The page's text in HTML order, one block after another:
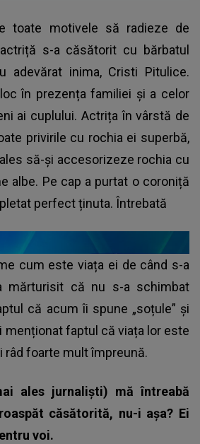
toate motivele să radieze de
s-a căsătorit cu bărbatul
adevărat inima, Cristi Pitulice.
în prezența familiei și a celor
ai cuplului. Actrița în vârstă de
privirile cu rochia ei superbă,
să-și accesorizeze rochia cu
albe. Pe cap a purtat o coroniță
perfect ținuta. Întrebată
cum este viața ei de când s-a
mărturisit că nu s-a schimbat
că acum îi spune „soțule” și
menționat faptul că viața lor este
râd foarte mult împreună.
ales jurnaliști) mă întreabă
căsătorită, nu-i așa? Ei
voi.